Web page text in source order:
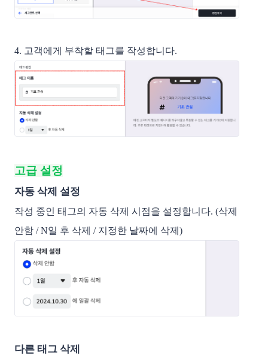
4. 고객에게 부착할 태그를 작성합니다.
고급 설정
자동 삭제 설정
작성 중인 태그의 자동 삭제 시점을 설정합니다. (삭제
안함 / N일 후 삭제 / 지정한 날짜에 삭제)
다른 태그 삭제